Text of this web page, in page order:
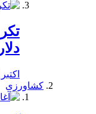
دلار 11 400
اکتبر 17, 2019
کشاورزی